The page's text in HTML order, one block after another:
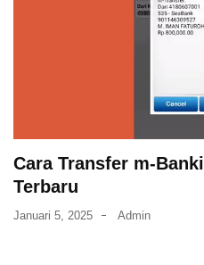
Cara Transfer m-
Terbaru
Januari 5, 2025 Admin